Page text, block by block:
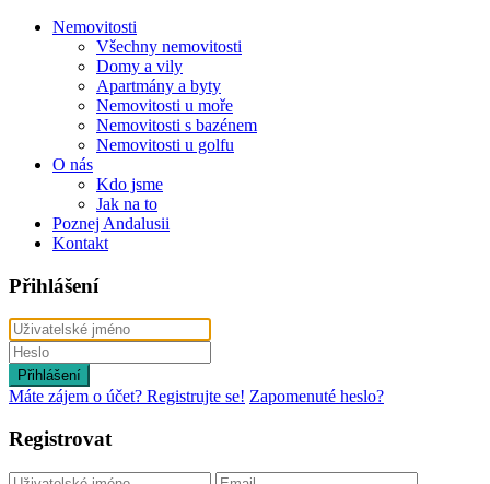
Nemovitosti
Všechny nemovitosti
Domy a vily
Apartmány a byty
Nemovitosti u moře
Nemovitosti s bazénem
Nemovitosti u golfu
O nás
Kdo jsme
Jak na to
Poznej Andalusii
Kontakt
Přihlášení
Přihlášení
Máte zájem o účet? Registrujte se! Zapomenuté heslo?
Registrovat